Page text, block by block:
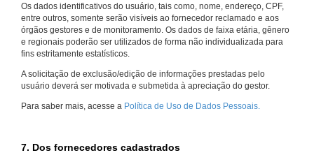
Os dados identificativos do usuário, tais como, nome, endereço, CPF,
entre outros, somente serão visíveis ao fornecedor reclamado e aos
órgãos gestores e de monitoramento. Os dados de faixa etária, gênero
e regionais poderão ser utilizados de forma não individualizada para
fins estritamente estatísticos.
A solicitação de exclusão/edição de informações prestadas pelo
usuário deverá ser motivada e submetida à apreciação do gestor.
Para saber mais, acesse a Política de Uso de Dados Pessoais.
7. Dos fornecedores cadastrados